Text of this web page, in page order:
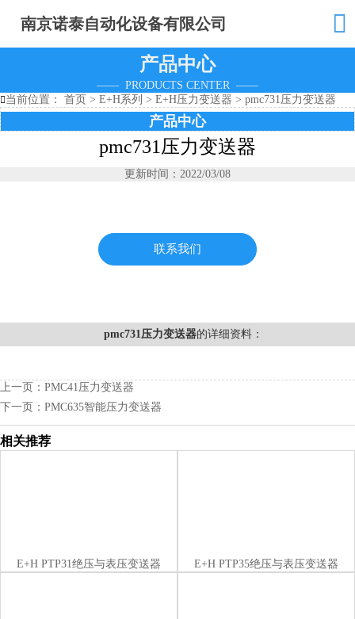
南京诺泰自动化设备有限公司 
产品中心
—— PRODUCTS CENTER ——
当前位置： 首页 > E+H系列 > E+H压力变送器 > pmc731压力变送器
产品中心
pmc731压力变送器
更新时间：2022/03/08
联系我们
pmc731压力变送器的详细资料：
上一页： PMC41压力变送器
下一页： PMC635智能压力变送器
相关推荐
E+H PTP31绝压与表压变送器 E+H PTP35绝压与表压变送器